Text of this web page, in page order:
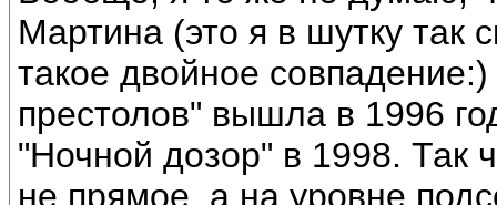
Мартина (это я в шутку так
такое двойное
престолов" вышла в 1996
"Ночной дозор" в 1998. Так
не прямое, а на уровне